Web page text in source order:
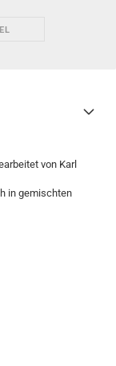
von Karl
in gemischten